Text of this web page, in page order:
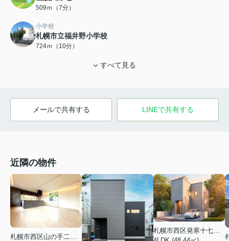
509ｍ（7分）
小学校
札幌市立福井野小学校
724ｍ（10分）
すべて見る
メールで共有する LINEで共有する
近隣の物件